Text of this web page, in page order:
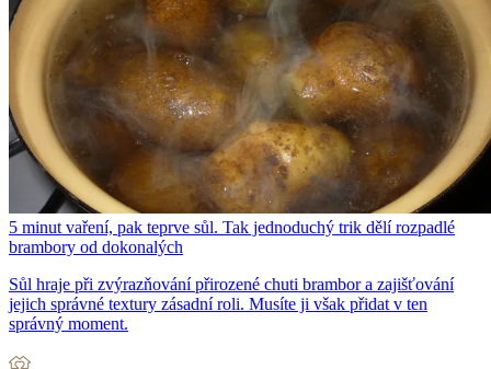
5 minut vaření, pak teprve sůl. Tak jednoduchý trik dělí rozpadlé
brambory od dokonalých
Sůl hraje při zvýrazňování přirozené chuti brambor a zajišťování
jejich správné textury zásadní roli. Musíte ji však přidat v ten
správný moment.